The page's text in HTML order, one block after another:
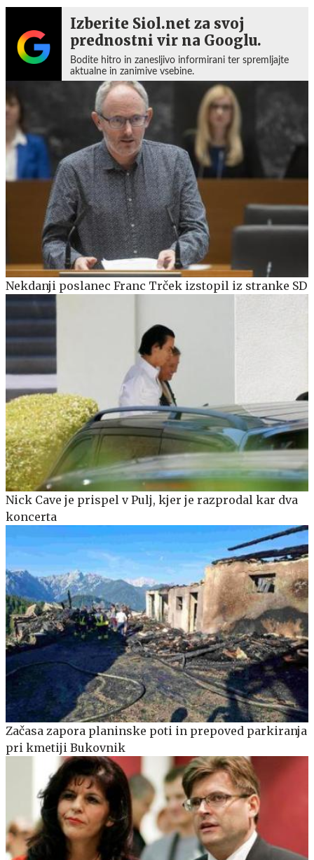
Izberite Siol.net za svoj
prednostni vir na Googlu.
Bodite hitro in zanesljivo informirani ter spremljajte
aktualne in zanimive vsebine.
Nekdanji poslanec Franc Trček izstopil iz stranke SD
Nick Cave je prispel v Pulj, kjer je razprodal kar dva
koncerta
Začasa zapora planinske poti in prepoved parkiranja
pri kmetiji Bukovnik